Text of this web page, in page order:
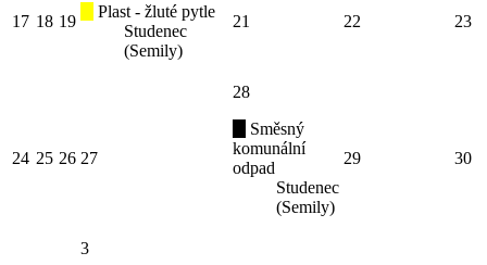
17 18 19
Plast - žluté pytle
Studenec
(Semily)
21 22 23
24 25 26 27
28
Směsný
komunální
odpad
Studenec
(Semily)
29 30
3